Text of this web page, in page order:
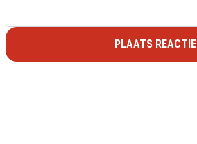
PLAATS REACTIE